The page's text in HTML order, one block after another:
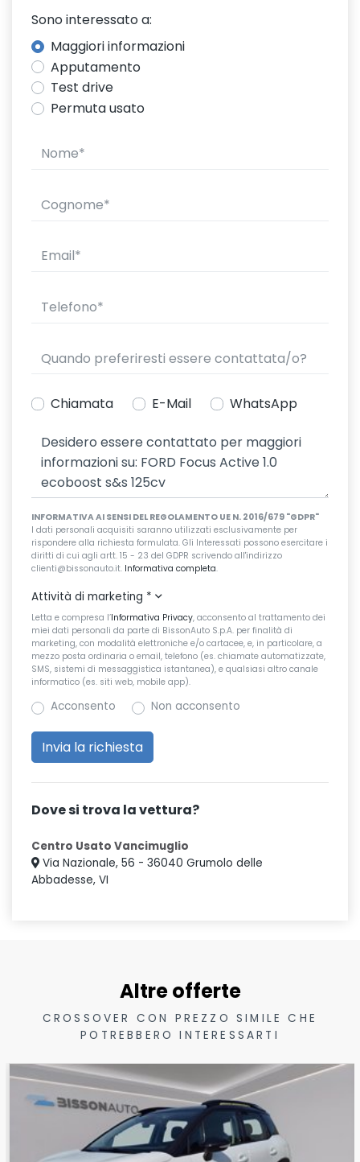
Sono interessato a:
Maggiori informazioni
Apputamento
Test drive
Permuta usato
Chiamata E-Mail WhatsApp
INFORMATIVA AI SENSI DEL REGOLAMENTO UE N. 2016/679 "GDPR"
I dati personali acquisiti saranno utilizzati esclusivamente per
rispondere alla richiesta formulata. Gli Interessati possono esercitare i
diritti di cui agli artt. 15 - 23 del GDPR scrivendo all'indirizzo
clienti@bissonauto.it. Informativa completa.
Attività di marketing *
Letta e compresa l’Informativa Privacy, acconsento al trattamento dei
miei dati personali da parte di BissonAuto S.p.A. per finalità di
marketing, con modalità elettroniche e/o cartacee, e, in particolare, a
mezzo posta ordinaria o email, telefono (es. chiamate automatizzate,
SMS, sistemi di messaggistica istantanea), e qualsiasi altro canale
informatico (es. siti web, mobile app).
Acconsento Non acconsento
Dove si trova la vettura?
Centro Usato Vancimuglio
Via Nazionale, 56 - 36040 Grumolo delle
Abbadesse, VI
Altre offerte
CROSSOVER CON PREZZO SIMILE CHE
POTREBBERO INTERESSARTI